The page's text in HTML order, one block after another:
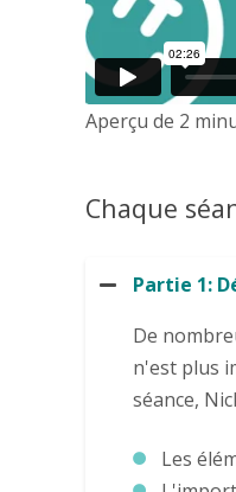
Aperçu de 2
Chaque
Partie 1:
De
n'est plus
séance,
Les